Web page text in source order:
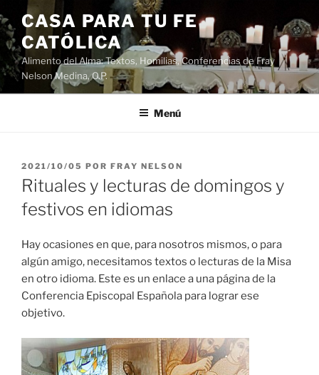
Saltar
al
contenido
CASA PARA TU FE
CATÓLICA
Alimento del Alma: Textos, Homilias, Conferencias de Fray
Nelson Medina, O.P.
Menú
PUBLICADO
EL
2021/10/05 POR FRAY NELSON
Rituales y lecturas de domingos y
festivos en idiomas
Hay ocasiones en que, para nosotros mismos, o para
algún amigo, necesitamos textos o lecturas de la Misa
en otro idioma. Este es un enlace a una página de la
Conferencia Episcopal Española para lograr ese
objetivo.